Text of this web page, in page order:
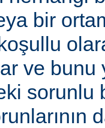
bir
ve
sorunlu